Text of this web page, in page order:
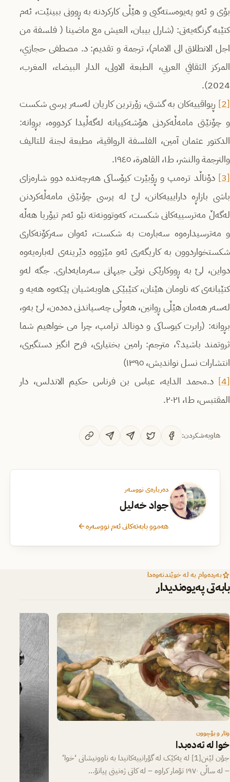
بۆی و ئەو پەیوەستەگیی و هێڵی کارکردنە بە ڕوونی ببینێت، ئەم
کتێبە گرنگەیەتی: (شارل بيبان، العيش مع ماضينا ( فلسفة من
اجل الانطلاق الى الامام)، ترجمة و تقديم: د. مصطفى حجازي،
المركز الثقافي العربي، الطبعة الاولى، الدار البيضاء، المغرب،
2024).
[2]
ڕیواقییەکان بە گشتی، زۆرترین کاریان لەسەر پرسی شکست
و چۆنێتی مامەڵەکردنی هۆشەکییانە لەگەڵیدا کردووە، بڕوانە:
الدكتور عثمان آمين، الفلسفة الرواقية، مطبعة لجنة للتالیف
والترجمة والنشر، ط۱، القاهرة، ۱۹٤٥.
[3]
دۆناڵد ترەمپ و ڕۆبێرت کیۆساکی هەرچەندە دوو شارەزای
باشی بازاڕە دارایییەکانن، لێ لە پرسی چۆنێتی مامەڵەکردنن
لەگەڵ مەترسییەکانی شکست، کەوتوونەتە نێو ئەم تیۆریا هەڵە
و مەترسیدارەوە سەبارەت بە شکست، ئەوان سەرکۆنەکاری
شکستخواردوون بە کاریگەری ئەو مێژووە دێرینەی لەبارەیەوە
دواین، لێ بە ڕووکارێکی نوێی جیهانی سەرمایەداری. جگە لەو
کتێبانەی کە ناومان هێنان، کتێبێکی هاوبەشیان پێکەوە هەیە و
لەسەر هەمان هێڵی ڕوانین، هەوڵی چەسپاندنی دەدەن، لێ بەو،
بڕوانە: (رابرت کیوساکی و دونالد ترامپ، چرا می خواهیم شما
ثروتمند باشید؟، مترجم: رامین بختیاری، فرح انگیز دستگیری،
انتشارات نسل نواندیش، ١٣٩٥)
[4]
د.محمد الدایه، عباس بن فرناس حكیم الاندلس، دار
المقتبس، ط۱، ۲۰۲۱.
هاوبەشکردن:
دەربارەی نووسەر
جواد خەلیل
هەموو بابەتەکانی ئەم نووسەرە
بەردەوام بە لە خوێندنەوەدا
بابەتی پەیوەندیدار
وتار و بۆچوون
خوا لە ئەدەبدا
جۆن لێنن[1] لە یەکێک لە گۆرانییەکانیدا بە ناوونیشانی ‘خوا’
– لە ساڵی ١٩٧٠ تۆمار کراوە – لە کاتی ژەنینی پیانۆ…